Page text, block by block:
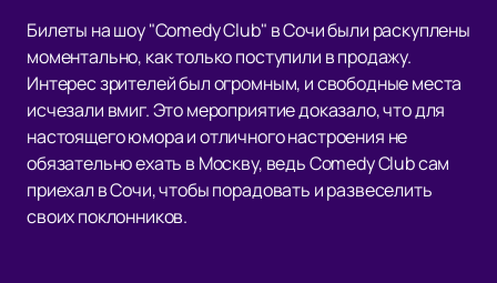
Билеты на шоу "Comedy Club" в Сочи были раскуплены
моментально, как только поступили в продажу.
Интерес зрителей был огромным, и свободные места
исчезали вмиг. Это мероприятие доказало, что для
настоящего юмора и отличного настроения не
обязательно ехать в Москву, ведь Comedy Club сам
приехал в Сочи, чтобы порадовать и развеселить
своих поклонников.